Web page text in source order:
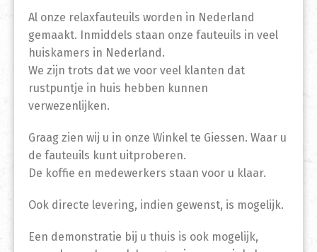
Al onze relaxfauteuils worden in Nederland
gemaakt. Inmiddels staan onze fauteuils in veel
huiskamers in Nederland.
We zijn trots dat we voor veel klanten dat
rustpuntje in huis hebben kunnen
verwezenlijken.
Graag zien wij u in onze Winkel te Giessen. Waar u
de fauteuils kunt uitproberen.
De koffie en medewerkers staan voor u klaar.
Ook directe levering, indien gewenst, is mogelijk.
Een demonstratie bij u thuis is ook mogelijk,